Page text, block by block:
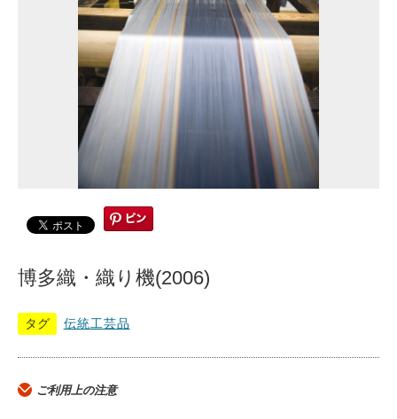
博多織・織り機(2006)
タグ 伝統工芸品
ご利用上の注意